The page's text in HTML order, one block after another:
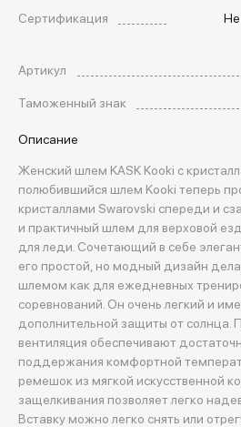
+7 (495) 139-66-00
обратный
Сертификация
Не
Артикул
Таможенный знак
Описание
Женский шлем KASK Kooki с
полюбившийся шлем Kooki теперь
кристаллами Swarovski спереди и
и практичный шлем для верховой
для леди. Сочетающий в себе
его простой, но модный дизайн
шлемом как для ежедневных
соревнований. Он очень легкий и
дополнительной защиты от солнца.
вентиляция обеспечивают
поддержания комфортной
ремешок из мягкой искусственной
защелкивания позволяет легко
Вставку можно легко снять или